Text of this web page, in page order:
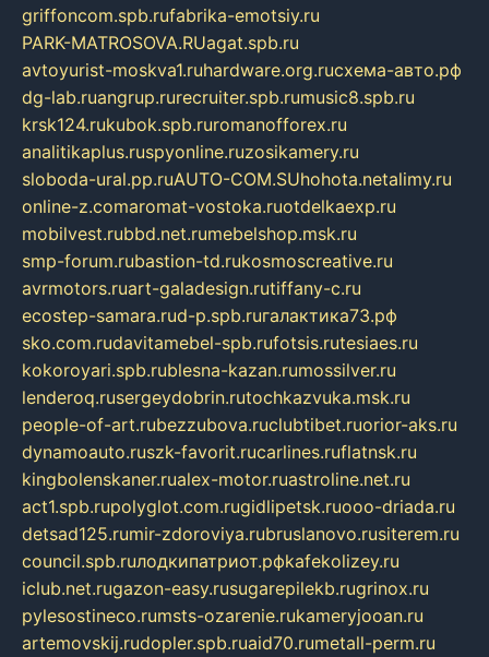
griffoncom.spb.rufabrika-emotsiy.ru
PARK-MATROSOVA.RUagat.spb.ru
avtoyurist-moskva1.ruhardware.org.ruсхема-авто.рф
dg-lab.ruangrup.rurecruiter.spb.rumusic8.spb.ru
krsk124.rukubok.spb.ruromanofforex.ru
analitikaplus.ruspyonline.ruzosikamery.ru
sloboda-ural.pp.ruAUTO-COM.SUhohota.netalimy.ru
online-z.comaromat-vostoka.ruotdelkaexp.ru
mobilvest.rubbd.net.rumebelshop.msk.ru
smp-forum.rubastion-td.rukosmoscreative.ru
avrmotors.ruart-galadesign.rutiffany-c.ru
ecostep-samara.rud-p.spb.ruгалактика73.рф
sko.com.rudavitamebel-spb.rufotsis.rutesiaes.ru
kokoroyari.spb.rublesna-kazan.rumossilver.ru
lenderoq.rusergeydobrin.rutochkazvuka.msk.ru
people-of-art.rubezzubova.ruclubtibet.ruorior-aks.ru
dynamoauto.ruszk-favorit.rucarlines.ruflatnsk.ru
kingbolenskaner.rualex-motor.ruastroline.net.ru
act1.spb.rupolyglot.com.rugidlipetsk.ruooo-driada.ru
detsad125.rumir-zdoroviya.rubruslanovo.rusiterem.ru
council.spb.ruлодкипатриот.рфkafekolizey.ru
iclub.net.rugazon-easy.rusugarepilekb.rugrinox.ru
pylesostineco.rumsts-ozarenie.rukameryjooan.ru
artemovskij.rudopler.spb.ruaid70.rumetall-perm.ru